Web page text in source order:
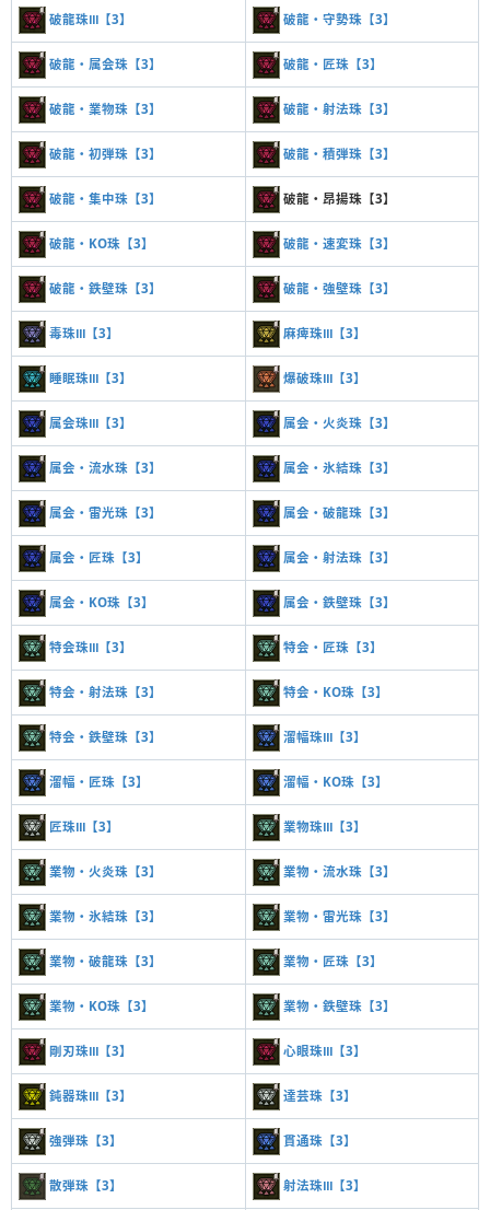
破龍珠Ⅲ【3】 破龍・守勢珠【3】
破龍・属会珠【3】 破龍・匠珠【3】
破龍・業物珠【3】 破龍・射法珠【3】
破龍・初弾珠【3】 破龍・積弾珠【3】
破龍・集中珠【3】 破龍・昂揚珠【3】
破龍・KO珠【3】 破龍・速変珠【3】
破龍・鉄壁珠【3】 破龍・強壁珠【3】
毒珠Ⅲ【3】 麻痺珠Ⅲ【3】
睡眠珠Ⅲ【3】 爆破珠Ⅲ【3】
属会珠Ⅲ【3】 属会・火炎珠【3】
属会・流水珠【3】 属会・氷結珠【3】
属会・雷光珠【3】 属会・破龍珠【3】
属会・匠珠【3】 属会・射法珠【3】
属会・KO珠【3】 属会・鉄壁珠【3】
特会珠Ⅲ【3】 特会・匠珠【3】
特会・射法珠【3】 特会・KO珠【3】
特会・鉄壁珠【3】 溜幅珠Ⅲ【3】
溜幅・匠珠【3】 溜幅・KO珠【3】
匠珠Ⅲ【3】 業物珠Ⅲ【3】
業物・火炎珠【3】 業物・流水珠【3】
業物・氷結珠【3】 業物・雷光珠【3】
業物・破龍珠【3】 業物・匠珠【3】
業物・KO珠【3】 業物・鉄壁珠【3】
剛刃珠Ⅲ【3】 心眼珠Ⅲ【3】
鈍器珠Ⅲ【3】 達芸珠【3】
強弾珠【3】 貫通珠【3】
散弾珠【3】 射法珠Ⅲ【3】